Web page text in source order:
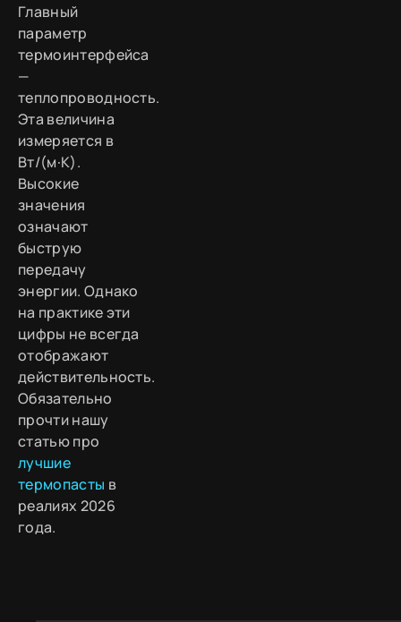
Главный
параметр
термоинтерфейса
—
теплопроводность.
Эта величина
измеряется в
Вт/(м·К).
Высокие
значения
означают
быструю
передачу
энергии. Однако
на практике эти
цифры не всегда
отображают
действительность.
Обязательно
прочти нашу
статью про
лучшие
термопасты в
реалиях 2026
года.